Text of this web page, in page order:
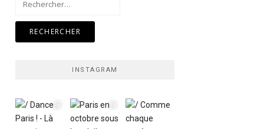
INSTAGRAM